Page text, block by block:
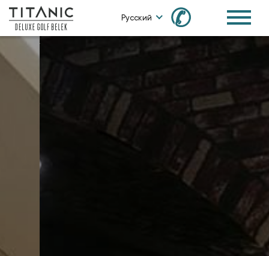
Русский ✆